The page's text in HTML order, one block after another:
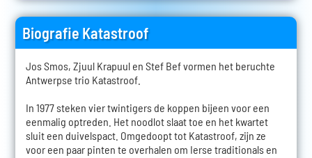
Biografie Katastroof
Jos Smos, Zjuul Krapuul en Stef Bef vormen het beruchte
Antwerpse trio Katastroof.
In 1977 steken vier twintigers de koppen bijeen voor een
eenmalig optreden. Het noodlot slaat toe en het kwartet
sluit een duivelspact. Omgedoopt tot Katastroof, zijn ze
voor een paar pinten te overhalen om Ierse traditionals en